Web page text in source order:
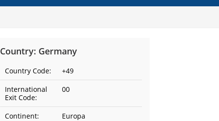
Country: Germany
Country Code:
+49
International
Exit Code:
00
Continent:
Europa